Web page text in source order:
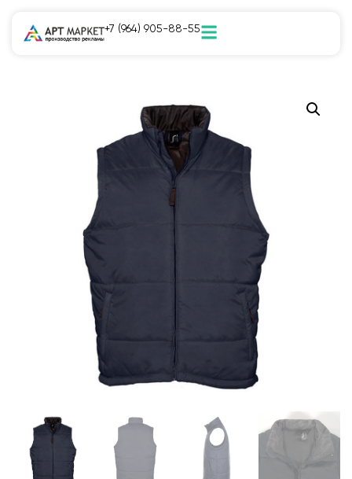
+7 (964) 905-88-55